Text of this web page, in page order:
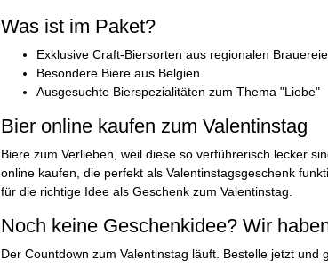
Was ist im Paket?
Exklusive Craft-Biersorten aus regionalen
Besondere Biere aus Belgien.
Ausgesuchte Bierspezialitäten zum Thema "Liebe"
Bier online kaufen zum Valentinstag
Biere zum Verlieben, weil diese so verführerisch lecker
online kaufen, die perfekt als Valentinstagsgeschenk
für die richtige Idee als Geschenk zum Valentinstag.
Noch keine Geschenkidee? Wir
Der Countdown zum Valentinstag läuft. Bestelle jetzt